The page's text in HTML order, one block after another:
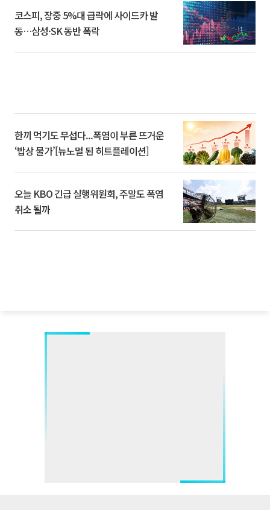
코스피, 장중 5%대 급락에 사이드카 발
동…삼성·SK 동반 폭락
한끼 먹기도 무섭다...폭염이 부른 뜨거운
‘밥상 물가’[뉴노멀 된 히트플레이션]
오늘 KBO 긴급 실행위원회, 주말도 폭염
취소 될까